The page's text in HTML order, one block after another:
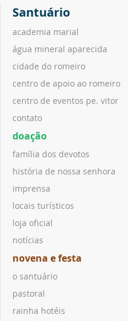
Santuário
academia marial
água mineral aparecida
cidade do romeiro
centro de apoio ao romeiro
centro de eventos pe. vitor
contato
doação
família dos devotos
história de nossa senhora
imprensa
locais turísticos
loja oficial
notícias
novena e festa
o santuário
pastoral
rainha hotéis